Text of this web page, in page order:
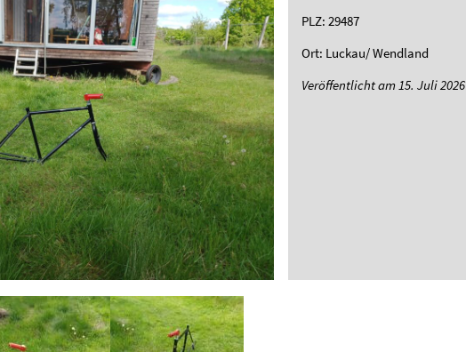
PLZ: 29487
Ort: Luckau/ Wendland
Veröffentlicht am 15. Juli 2026